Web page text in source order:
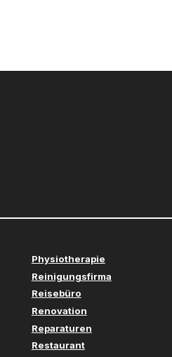
Physiotherapie
Reinigungsfirma
Reisebüro
Renovation
Reparaturen
Restaurant